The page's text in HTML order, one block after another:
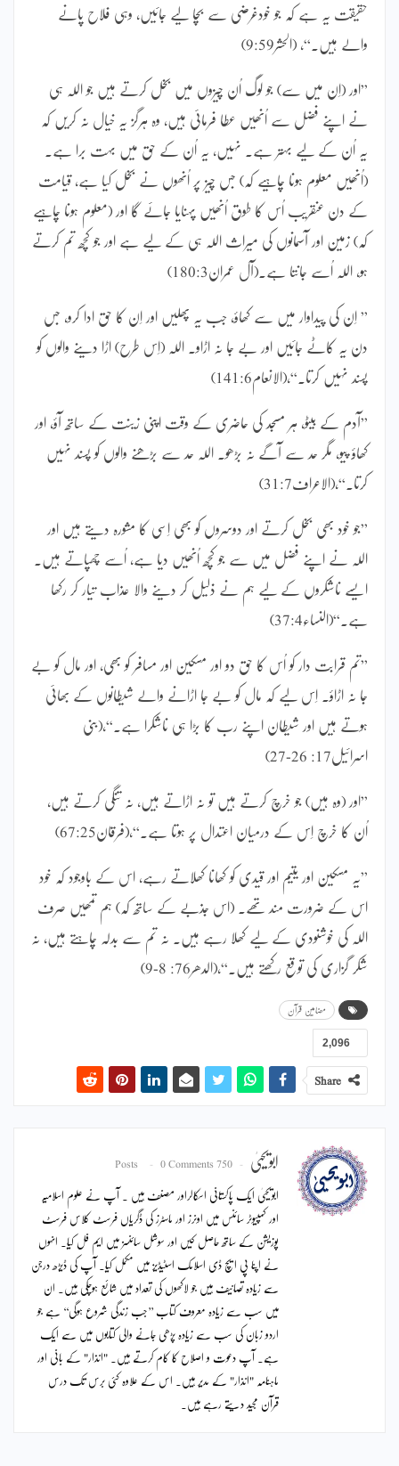
حقیقت یہ ہے کہ جو خودغرضی سے بچا لیے جائیں، وہی فلاح پانے
والے ہیں۔“، (الحشر9:59)
”اور (اِن میں سے) جو لوگ اُن چیزوں میں بخل کرتے ہیں جو اللہ ہی
نے اپنے فضل سے اُنھیں عطا فرمائی ہیں، وہ ہرگز یہ خیال نہ کریں کہ
یہ اُن کے لیے بہتر ہے۔ نہیں، یہ اُن کے حق میں بہت برا ہے۔
(اُنھیں معلوم ہونا چاہیے کہ) جس چیز پر اُنھوں نے بخل کیا ہے، قیامت
کے دن عنقریب اُس کا طوق اُنھیں پہنایا جائے گا اور (معلوم ہونا چاہیے
کہ) زمین اور آسمانوں کی میراث اللہ ہی کے لیے ہے اور جو کچھ تم کرتے
ہو، اللہ اُسے جانتا ہے۔(آل عمران180:3)
” اِن کی پیداوار میں سے کھاؤ، جب یہ پھلیں اور اِن کا حق ادا کرو، جس
دن یہ کاٹے جائیں اور بے جا نہ اڑاو۔ اللہ (اِس طرح) اڑا دینے والوں کو
پسند نہیں کرتا۔“،(الانعام141:6)
”آدم کے بیٹو، ہر مسجد کی حاضری کے وقت اپنی زینت کے ساتھ آؤ، اور
کھاؤ پیو، مگر حد سے آگے نہ بڑھو۔ اللہ حد سے بڑھنے والوں کو پسند نہیں
کرتا۔“،(الاعراف31:7)
”جو خود بھی بخل کرتے اور دوسروں کو بھی اِسی کا مشورہ دیتے ہیں اور
اللہ نے اپنے فضل میں سے جو کچھ اُنھیں دیا ہے، اُسے چھپاتے ہیں۔
ایسے ناشکروں کے لیے ہم نے ذلیل کر دینے والا عذاب تیار کر رکھا
ہے۔“(النساء37:4)
”تم قرابت دار کو اُس کا حق دو اور مسکین اور مسافر کو بھی، اور مال کو بے
جا نہ اڑاؤ۔ اِس لیے کہ مال کو بے جا اڑانے والے شیطانوں کے بھائی
ہوتے ہیں اور شیطان اپنے رب کا بڑا ہی ناشکرا ہے۔“،(بنی
اسرائیل17: 26-27)
”اور (وہ ہیں) جو خرچ کرتے ہیں تو نہ اڑاتے ہیں، نہ تنگی کرتے ہیں،
اُن کا خرچ اِس کے درمیان اعتدال پر ہوتا ہے۔“،(فرقان67:25)
”یہ مسکین اور یتیم اور قیدی کو کھانا کھلاتے رہے، اس کے باوجود کہ خود
اس کے ضرورت مند تھے۔ (اس جذبے کے ساتھ کہ) ہم تمھیں صرف
اللہ کی خوشنودی کے لیے کھلا رہے ہیں۔ نہ تم سے بدلہ چاہتے ہیں، نہ
شکر گزاری کی توقع رکھتے ہیں۔“،(الدھر76: 8-9)
مضامین قرآن
2,096
Share
ابویحییٰ 750 Posts
0 Comments
ابویحییٰ ایک پاکستانی اسکالراور مصنف ہیں ۔ آپ نے علوم اسلامیہ
اور کمپیوٹر سائنس میں اونرز اور ماسٹرز کی ڈگریاں فرسٹ کلاس فرسٹ
پوزیشن کے ساتھ حاصل کیں اور سوشل سائنسز میں ایم فل کیا۔ انہوں
نے اپنا پی ایچ ڈی اسلامک اسٹیڈیز میں مکمل کیا۔ آپ کی ڈیڑھ درجن
سے زیادہ تصانیف ہیں جو لاکھوں کی تعداد میں شائع ہوچکی ہیں۔ ان
میں سب سے زیادہ معروف کتاب ’’جب زندگی شروع ہوگی‘‘ ہے جو
اردو زبان کی سب سے زیادہ پڑھی جانے والی کتابوں میں سے ایک
ہے۔ آپ دعوت و اصلاح کا کام کرتے ہیں۔ "انذار" کے بانی اور
ماہنامہ "انذار" کے مدیر ہیں۔ اس کے علاوہ کئی برس تک درس
قرآن مجید دیتے رہے ہیں۔